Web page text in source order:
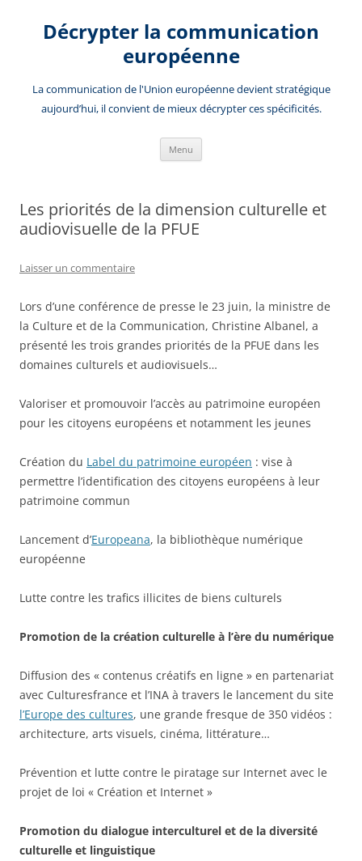
contenuDécrypter la communication
européenne
La communication de l'Union européenne devient stratégique
aujourd’hui, il convient de mieux décrypter ces spécificités.
Menu
Les priorités de la dimension culturelle et
audiovisuelle de la PFUE
Laisser un commentaire
Lors d’une conférence de presse le 23 juin, la ministre de
la Culture et de la Communication, Christine Albanel, a
présenté les trois grandes priorités de la PFUE dans les
domaines culturels et audiovisuels…
Valoriser et promouvoir l’accès au patrimoine européen
pour les citoyens européens et notamment les jeunes
Création du Label du patrimoine européen : vise à
permettre l’identification des citoyens européens à leur
patrimoine commun
Lancement d’Europeana, la bibliothèque numérique
européenne
Lutte contre les trafics illicites de biens culturels
Promotion de la création culturelle à l’ère du numérique
Diffusion des « contenus créatifs en ligne » en partenariat
avec Culturesfrance et l’INA à travers le lancement du site
l’Europe des cultures, une grande fresque de 350 vidéos :
architecture, arts visuels, cinéma, littérature…
Prévention et lutte contre le piratage sur Internet avec le
projet de loi « Création et Internet »
Promotion du dialogue interculturel et de la diversité
culturelle et linguistique